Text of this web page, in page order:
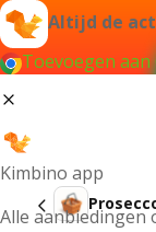
Altijd de
Toevoegen aan
Kimbino app
Alle aanbiedingen